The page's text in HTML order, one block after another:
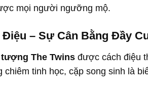
mọi người ngưỡng mộ.
– Sự Cân Bằng Đầy
tượng The Twinsđược cách điệu
tinh học, cặp song sinh là